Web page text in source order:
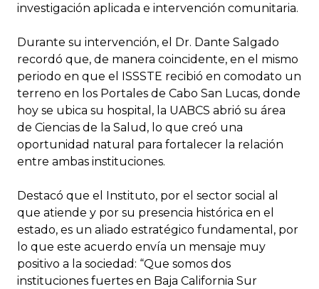
investigación aplicada e intervención comunitaria.
Durante su intervención, el Dr. Dante Salgado
recordó que, de manera coincidente, en el mismo
periodo en que el ISSSTE recibió en comodato un
terreno en los Portales de Cabo San Lucas, donde
hoy se ubica su hospital, la UABCS abrió su área
de Ciencias de la Salud, lo que creó una
oportunidad natural para fortalecer la relación
entre ambas instituciones.
Destacó que el Instituto, por el sector social al
que atiende y por su presencia histórica en el
estado, es un aliado estratégico fundamental, por
lo que este acuerdo envía un mensaje muy
positivo a la sociedad: “Que somos dos
instituciones fuertes en Baja California Sur